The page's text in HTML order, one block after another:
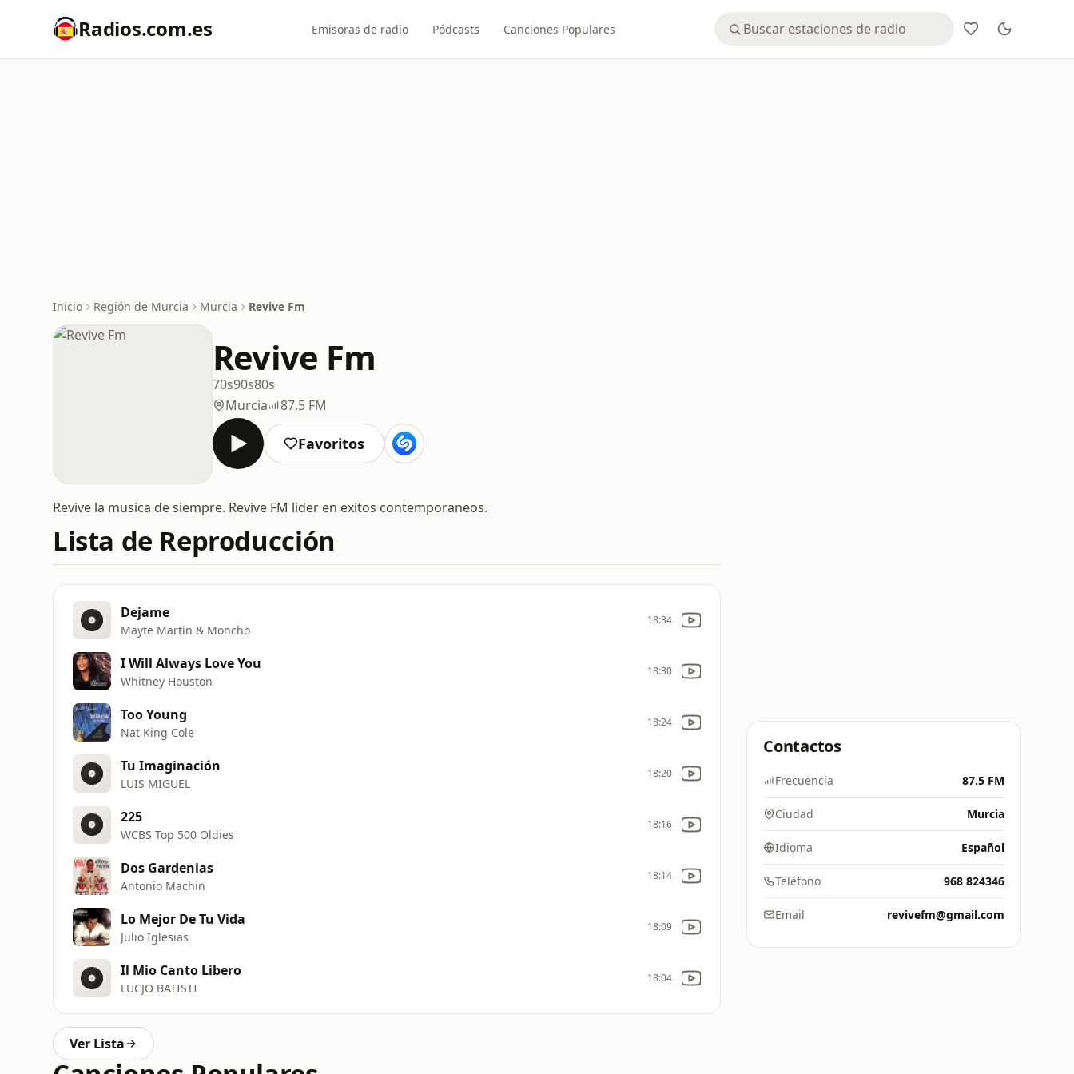
Radios.com.es Emisoras de radio Pódcasts Canciones Populares
Inicio Región de Murcia Murcia Revive Fm
Revive Fm
70s90s80s
Murcia
87.5 FM
Favoritos
Revive la musica de siempre. Revive FM lider en exitos contemporaneos.
Lista de Reproducción
Dejame
Mayte Martin & Moncho
18:34
I Will Always Love You
Whitney Houston
18:30
Too Young
Nat King Cole
18:24
Tu Imaginación
LUIS MIGUEL
18:20
225
WCBS Top 500 Oldies
18:16
Dos Gardenias
Antonio Machin
18:14
Lo Mejor De Tu Vida
Julio Iglesias
18:09
Il Mio Canto Libero
LUCJO BATISTI
18:04
Ver Lista
Contactos
Frecuencia 87.5 FM
Ciudad Murcia
Idioma Español
Teléfono 968 824346
Email revivefm@gmail.com